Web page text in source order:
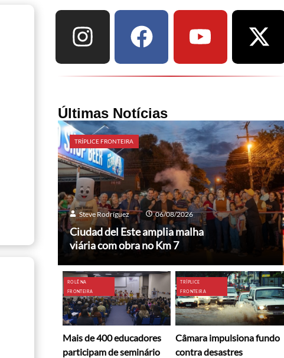
Últimas Notícias
TRÍPLICE FRONTEIRA
Steve Rodríguez 06/08/2026
Ciudad del Este amplia malha
viária com obra no Km 7
ROLÊ NA
FRONTEIRA
Mais de 400 educadores
participam de seminário
TRÍPLICE
FRONTEIRA
Câmara impulsiona fundo
contra desastres